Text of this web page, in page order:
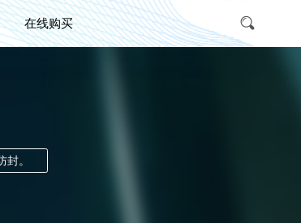
在线购买
。